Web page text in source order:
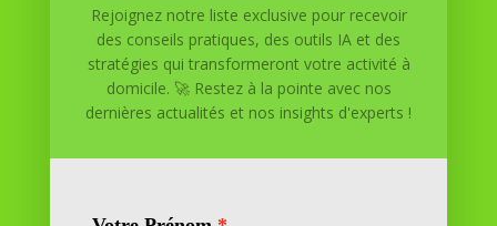
Réussite à Domicile
Réussite à Domicile est votre partenaire de confiance
pour atteindre vos objectifs depuis le confort de votre
maison. Nous offrons des solutions personnalisées pour
SOMMAIRE DU SITE
Rejoignez notre liste exclusive pour recevoir
des conseils pratiques, des outils IA et des
stratégies qui transformeront votre activité à
domicile. 🚀 Restez à la pointe avec nos
dernières actualités et nos insights d'experts !